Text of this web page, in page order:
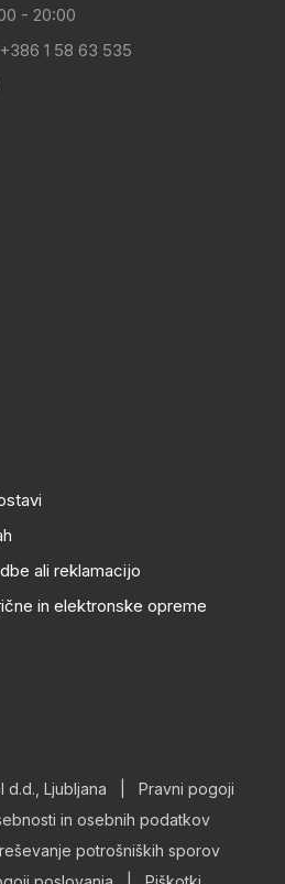
- 20:00
+386 1 58 63 535
ali reklamacijo
in elektronske opreme
Ljubljana
Pravni pogoji
in osebnih podatkov
potrošniških sporov